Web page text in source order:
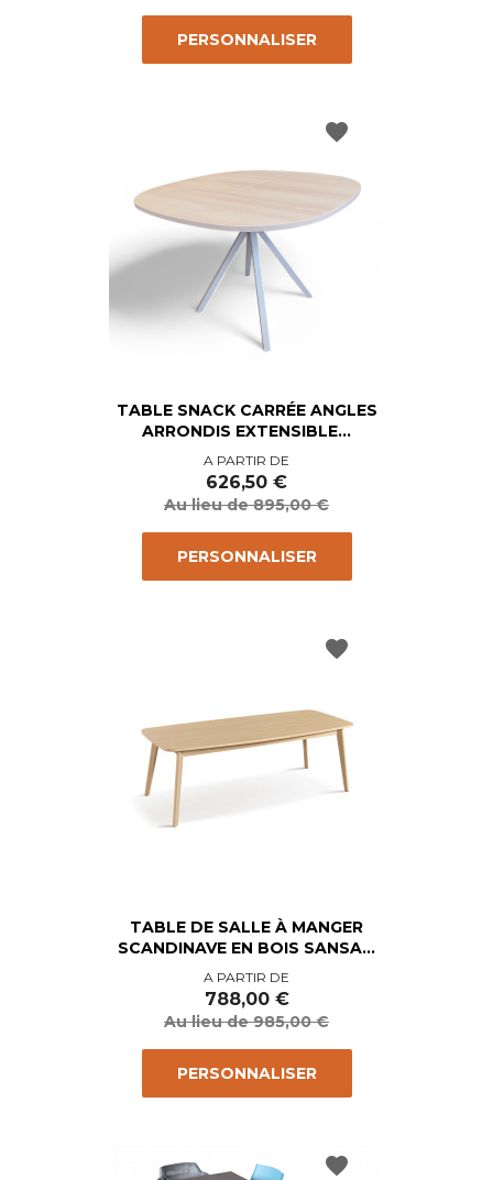
PERSONNALISER
TABLE SNACK CARRÉE ANGLES
ARRONDIS EXTENSIBLE...
Prix
de
base
Prix
A PARTIR DE
626,50 €
Au lieu de 895,00 €
PERSONNALISER
favorite
TABLE DE SALLE À MANGER
SCANDINAVE EN BOIS SANSA...
Prix
de
base
Prix
A PARTIR DE
788,00 €
Au lieu de 985,00 €
PERSONNALISER
favorite
favorite